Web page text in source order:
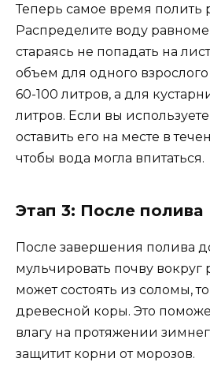
Теперь самое время полить
Распределите воду
стараясь не попадать на
объем для одного взрослого
60-100 литров, а для
литров. Если вы
оставить его на месте в
чтобы вода могла впитаться.
Этап 3: После полива
После завершения полива
мульчировать почву вокруг
может состоять из соломы,
древесной коры. Это
влагу на протяжении
защитит корни от морозов.